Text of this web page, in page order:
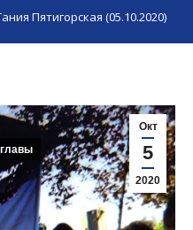
Пятигорская (05.10.2020)
Окт
5
2020